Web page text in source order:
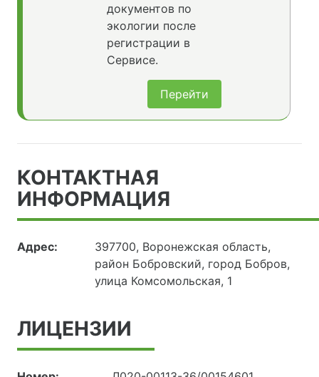
документов по
экологии после
регистрации в
Сервисе.
Перейти
КОНТАКТНАЯ
ИНФОРМАЦИЯ
Адрес:
397700, Воронежская область,
район Бобровский, город Бобров,
улица Комсомольская, 1
ЛИЦЕНЗИИ